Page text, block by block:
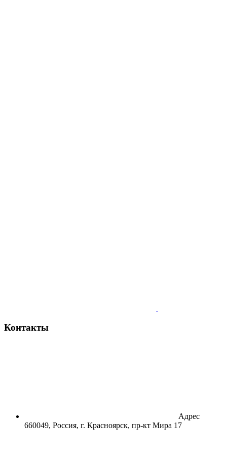
Контакты
Адрес
660049, Россия, г. Красноярск, пр-кт Мира 17